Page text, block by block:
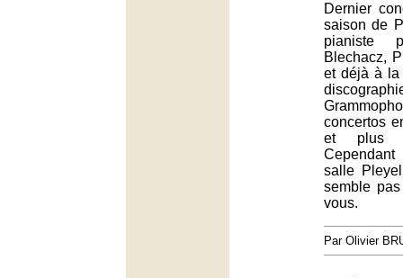
Dernier
saison de
pianiste
Blechacz,
et déjà à la
concertos
et plus
salle
semble
vous.
Par Olivier